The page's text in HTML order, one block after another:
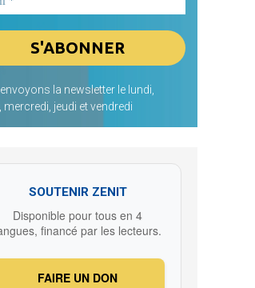
la newsletter le lundi,
mercredi, jeudi et vendredi
SOUTENIR ZENIT
Disponible pour tous en 4
financé par les lecteurs.
FAIRE UN DON